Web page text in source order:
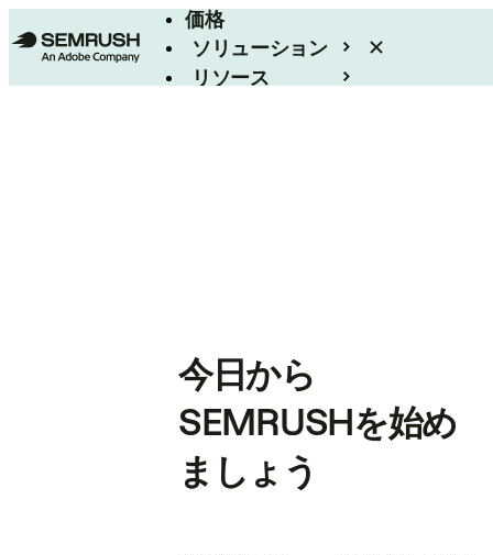
価格
ソリューション
リソース
今日から
SEMRUSHを始め
ましょう